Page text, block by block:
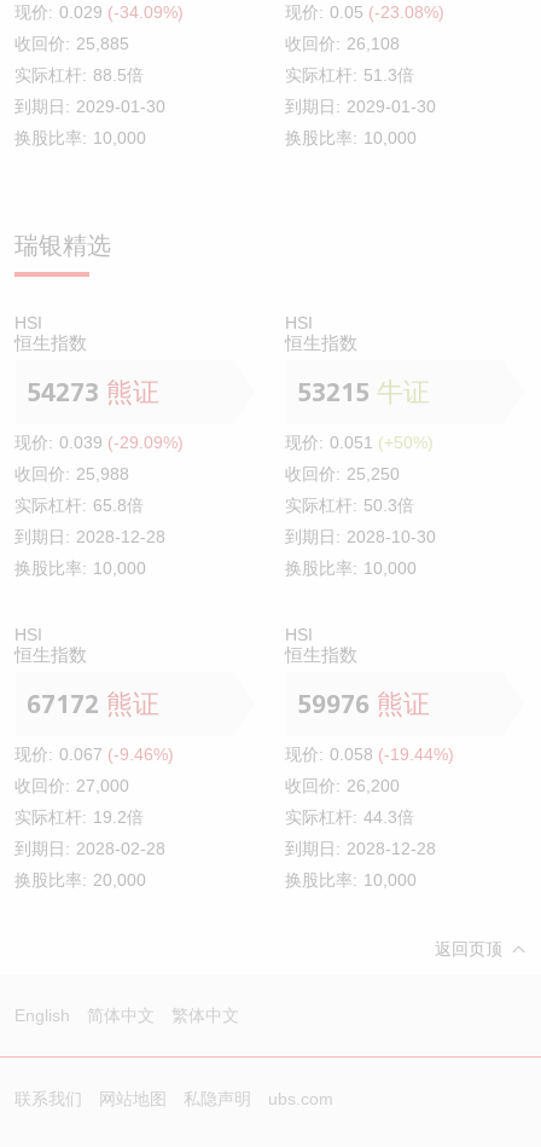
现价: 0.029 (-34.09%)
收回价: 25,885
实际杠杆: 88.5倍
到期日: 2029-01-30
换股比率: 10,000
现价: 0.05 (-23.08%)
收回价: 26,108
实际杠杆: 51.3倍
到期日: 2029-01-30
换股比率: 10,000
瑞银精选
HSI
恒生指数
54273 熊证
现价: 0.039 (-29.09%)
收回价: 25,988
实际杠杆: 65.8倍
到期日: 2028-12-28
换股比率: 10,000
HSI
恒生指数
53215 牛证
现价: 0.051 (+50%)
收回价: 25,250
实际杠杆: 50.3倍
到期日: 2028-10-30
换股比率: 10,000
HSI
恒生指数
67172 熊证
现价: 0.067 (-9.46%)
收回价: 27,000
实际杠杆: 19.2倍
到期日: 2028-02-28
换股比率: 20,000
HSI
恒生指数
59976 熊证
现价: 0.058 (-19.44%)
收回价: 26,200
实际杠杆: 44.3倍
到期日: 2028-12-28
换股比率: 10,000
返回页顶
English 简体中文 繁体中文
联系我们 网站地图 私隐声明 ubs.com